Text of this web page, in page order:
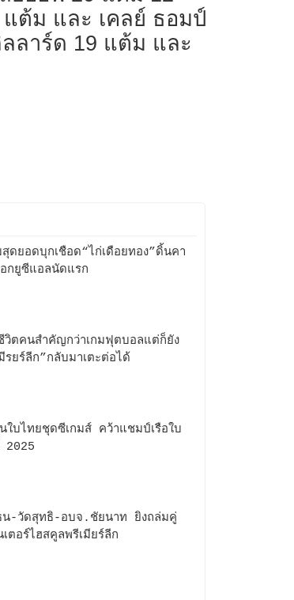
ต้ม และ เคลย์ ธอมป์
ลาร์ด 19 แต้ม และ
ดยอดบุกเชือด“ไก่เดือยทอง”ดิ้นคา
กยูซีแอลนัดแรก
วิตคนสำคัญกว่าเกมฟุตบอลแต่ก็ยัง
รยร์ลีก”กลับมาเตะต่อได้
ใบไทยชุดซีเกมส์ คว้าแชมป์เรือใบ
2025
น-วัดสุทธิ-อบจ.ชัยนาท ยิงถล่มคู่
ตอร์ไฮสคูลพรีเมียร์ลีก